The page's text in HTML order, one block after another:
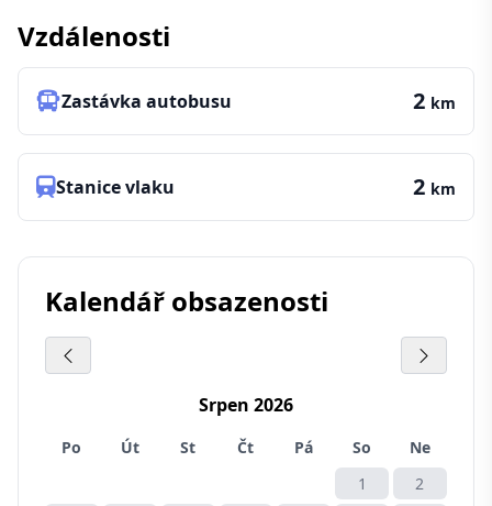
Vzdálenosti
Zastávka autobusu 2 km
Stanice vlaku 2 km
Kalendář obsazenosti
Srpen 2026
Po Út St Čt Pá So
Ne
1
2